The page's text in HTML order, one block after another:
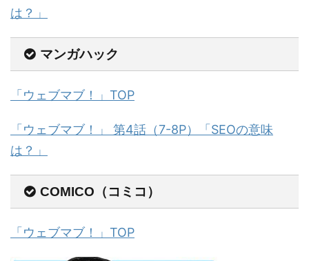
は？」
マンガハック
「ウェブマブ！」TOP
「ウェブマブ！」 第4話（7-8P）「SEOの意味
は？」
COMICO（コミコ）
「ウェブマブ！」TOP